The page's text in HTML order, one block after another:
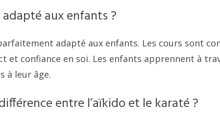
adapté aux enfants ?
adapté aux enfants. Les cours sont
et confiance en soi. Les enfants apprennent à
à leur âge.
entre l’aïkido et le karaté ?